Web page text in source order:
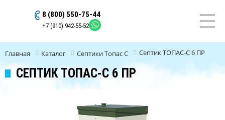
8 (800) 550-75-44
+7 (910) 942-55-52
Главная Каталог Септики Топас C Септик ТОПАС-С 6 ПР
СЕПТИК ТОПАС-С 6 ПР